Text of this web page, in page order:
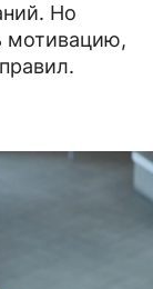
Но
мотивацию,